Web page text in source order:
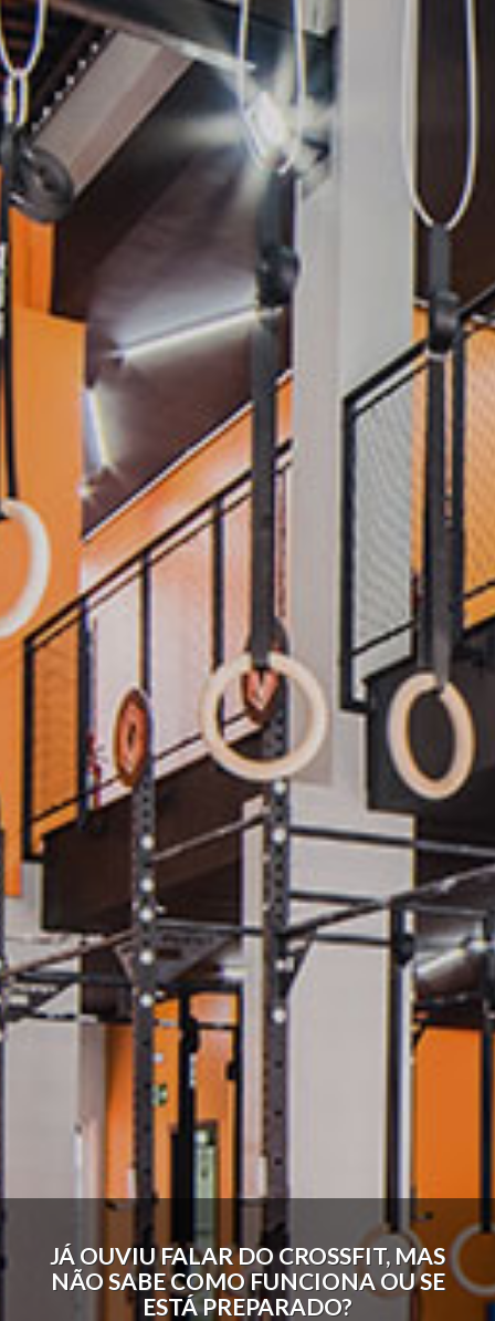
JÁ OUVIU FALAR DO CROSSFIT, MAS
NÃO SABE COMO FUNCIONA OU SE
ESTÁ PREPARADO?